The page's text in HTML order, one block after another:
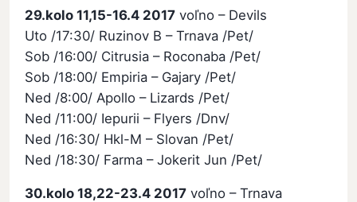
29.kolo 11,15-16.4 2017 voľno – Devils
Uto /17:30/ Ruzinov B – Trnava /Pet/
Sob /16:00/ Citrusia – Roconaba /Pet/
Sob /18:00/ Empiria – Gajary /Pet/
Ned /8:00/ Apollo – Lizards /Pet/
Ned /11:00/ Iepurii – Flyers /Dnv/
Ned /16:30/ Hkl-M – Slovan /Pet/
Ned /18:30/ Farma – Jokerit Jun /Pet/
30.kolo 18,22-23.4 2017 voľno – Trnava